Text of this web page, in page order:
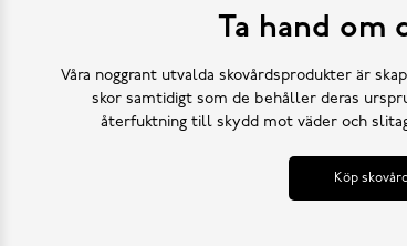
Ta hand om
Våra noggrant utvalda skovårdsprodukter är
skor samtidigt som de behåller deras
återfuktning till skydd mot väder och
Köp skovård